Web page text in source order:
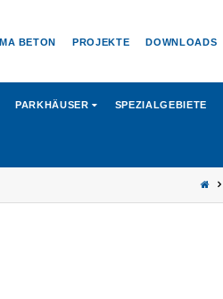
BETON PROJEKTE DOWNLOADS
PARKHÄUSER SPEZIALGEBIETE